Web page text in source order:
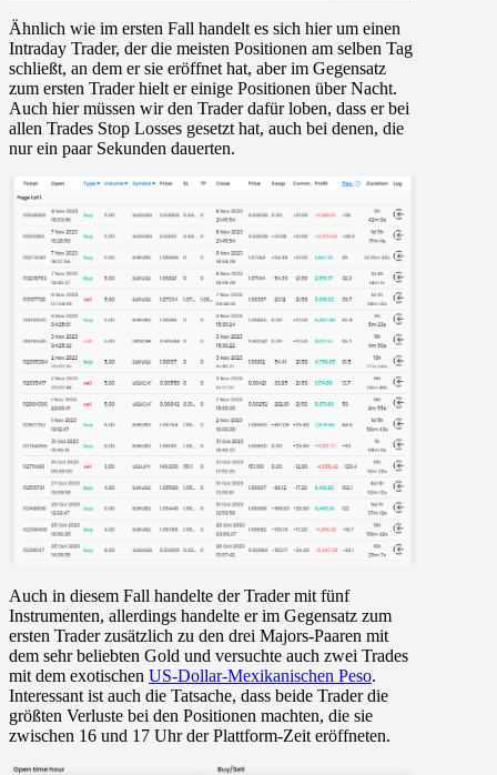
Ähnlich wie im ersten Fall handelt es sich hier um einen
Intraday Trader, der die meisten Positionen am selben Tag
schließt, an dem er sie eröffnet hat, aber im Gegensatz
zum ersten Trader hielt er einige Positionen über Nacht.
Auch hier müssen wir den Trader dafür loben, dass er bei
allen Trades Stop Losses gesetzt hat, auch bei denen, die
nur ein paar Sekunden dauerten.
Auch in diesem Fall handelte der Trader mit fünf
Instrumenten, allerdings handelte er im Gegensatz zum
ersten Trader zusätzlich zu den drei Majors-Paaren mit
dem sehr beliebten Gold und versuchte auch zwei Trades
mit dem exotischen US-Dollar-Mexikanischen Peso.
Interessant ist auch die Tatsache, dass beide Trader die
größten Verluste bei den Positionen machten, die sie
zwischen 16 und 17 Uhr der Plattform-Zeit eröffneten.